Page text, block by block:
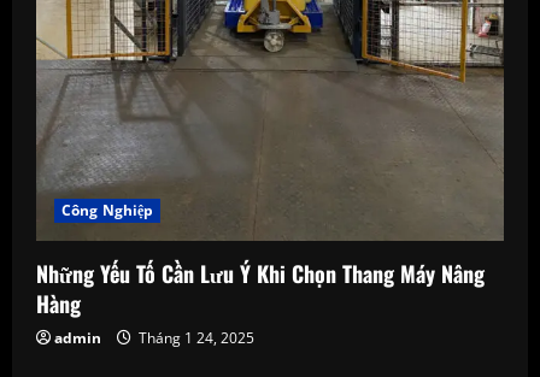
Công Nghiệp
Những Yếu Tố Cần Lưu Ý Khi Chọn Thang Máy Nâng
Hàng
admin Tháng 1 24, 2025